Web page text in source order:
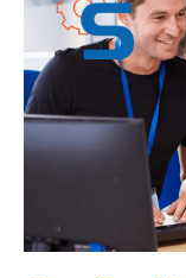
prestador
de
serviços